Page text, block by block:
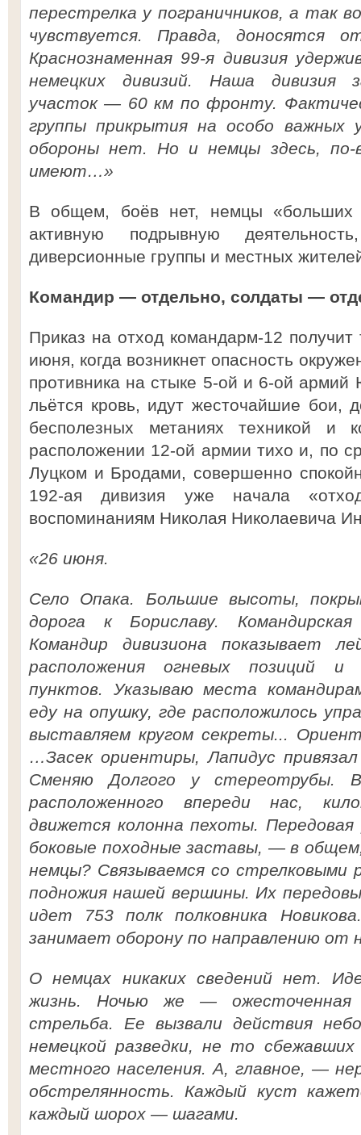
перестрелка у пограничников, а так
чувствуется. Правда, доносятся
Краснознаменная 99-я дивизия
немецких дивизий. Наша дивизия
участок — 60 км по фронту.
группы прикрытия на особо важных
обороны нет. Но и немцы здесь, по-
имеют…»
В общем, боёв нет, немцы
активную подрывную
диверсионные группы и местных
Командир — отдельно, солдаты —
Приказ на отход командарм-12
июня, когда возникнет опасность
противника на стыке 5-ой и 6-ой
льётся кровь, идут жесточайшие бои,
бесполезных метаниях техникой и
расположении 12-ой армии тихо и, по
Луцком и Бродами, совершенно
192-ая дивизия уже начала
воспоминаниям Николая Николаевича
«26 июня.
Село Опака. Большие высоты,
дорога к Бориславу.
Командир дивизиона показывает
расположения огневых позиций и
пунктов. Указываю места
еду на опушку, где расположилось
выставляем кругом секреты...
…Засек ориентиры, Лапидус
Сменяю Долгого у стереотрубы.
расположенного впереди нас,
движется колонна пехоты. Передовая
боковые походные заставы, — в
немцы? Связываемся со стрелковыми
подножия нашей вершины. Их
идет 753 полк полковника
занимает оборону по направлению от
О немцах никаких сведений нет.
жизнь. Ночью же — ожесточенная
стрельба. Ее вызвали действия
немецкой разведки, не то
местного населения. А, главное, —
обстрелянность. Каждый куст
каждый шорох — шагами.